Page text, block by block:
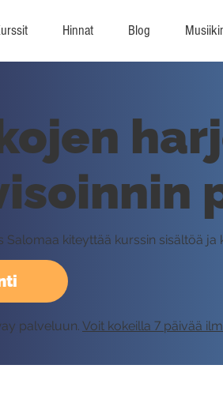
Hinnat Blog
Salomaa kiteyttää kurssin sisältöä
palveluun. Voit kokeilla 7 päivää